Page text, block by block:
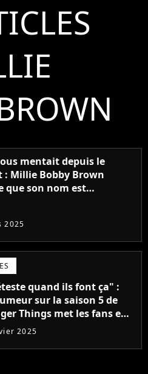
mentait depuis le
: Millie Bobby Brown
que son nom est
2025
quand ils font ça" :
sur la saison 5 de
Things met les fans en
avant même sa sortie !
2025